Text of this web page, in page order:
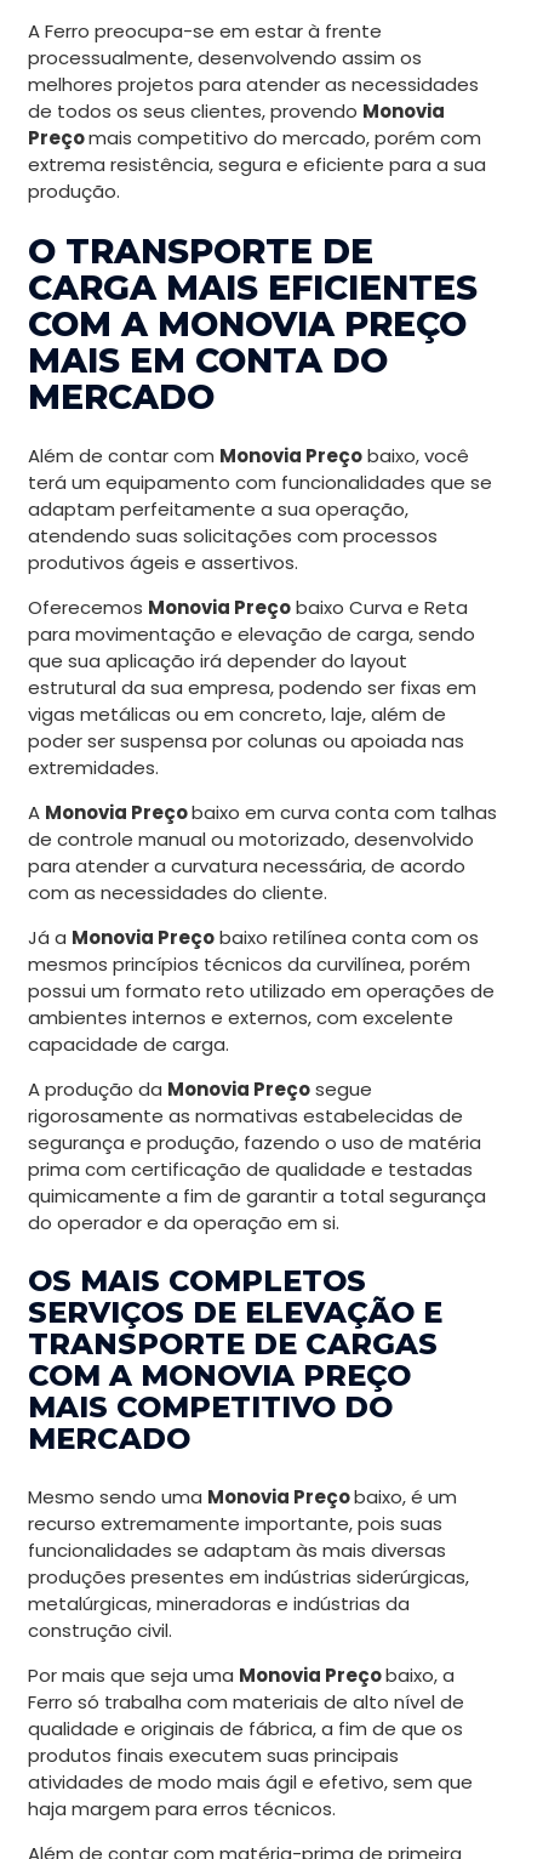
A Ferro preocupa-se em estar à frente
processualmente, desenvolvendo assim os
melhores projetos para atender as necessidades
de todos os seus clientes, provendo Monovia
Preçomais competitivo do mercado, porém com
extrema resistência, segura e eficiente para a sua
produção.
O TRANSPORTE DE
CARGA MAIS EFICIENTES
COM A MONOVIA PREÇO
MAIS EM CONTA DO
MERCADO
Além de contar com Monovia Preçobaixo, você
terá um equipamento com funcionalidades que se
adaptam perfeitamente a sua operação,
atendendo suas solicitações com processos
produtivos ágeis e assertivos.
Oferecemos Monovia Preçobaixo Curva e Reta
para movimentação e elevação de carga, sendo
que sua aplicação irá depender do layout
estrutural da sua empresa, podendo ser fixas em
vigas metálicas ou em concreto, laje, além de
poder ser suspensa por colunas ou apoiada nas
extremidades.
A Monovia Preçobaixo em curva conta com talhas
de controle manual ou motorizado, desenvolvido
para atender a curvatura necessária, de acordo
com as necessidades do cliente.
Já a Monovia Preçobaixo retilínea conta com os
mesmos princípios técnicos da curvilínea, porém
possui um formato reto utilizado em operações de
ambientes internos e externos, com excelente
capacidade de carga.
A produção da Monovia Preçosegue
rigorosamente as normativas estabelecidas de
segurança e produção, fazendo o uso de matéria
prima com certificação de qualidade e testadas
quimicamente a fim de garantir a total segurança
do operador e da operação em si.
OS MAIS COMPLETOS
SERVIÇOS DE ELEVAÇÃO E
TRANSPORTE DE CARGAS
COM A MONOVIA PREÇO
MAIS COMPETITIVO DO
MERCADO
Mesmo sendo uma Monovia Preçobaixo, é um
recurso extremamente importante, pois suas
funcionalidades se adaptam às mais diversas
produções presentes em indústrias siderúrgicas,
metalúrgicas, mineradoras e indústrias da
construção civil.
Por mais que seja uma Monovia Preçobaixo, a
Ferro só trabalha com materiais de alto nível de
qualidade e originais de fábrica, a fim de que os
produtos finais executem suas principais
atividades de modo mais ágil e efetivo, sem que
haja margem para erros técnicos.
Além de contar com matéria-prima de primeira